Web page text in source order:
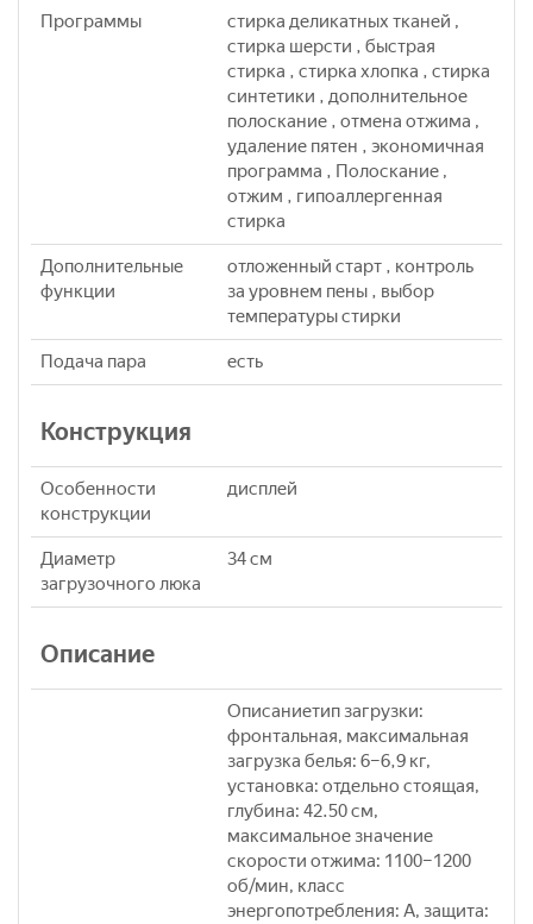
Программы
стирка деликатных тканей ,
стирка шерсти , быстрая
стирка , стирка хлопка , стирка
синтетики , дополнительное
полоскание , отмена отжима ,
удаление пятен , экономичная
программа , Полоскание ,
отжим , гипоаллергенная
стирка
Дополнительные
функции
отложенный старт , контроль
за уровнем пены , выбор
температуры стирки
Подача пара eсть
Конструкция
Особенности
конструкции
дисплей
Диаметр
загрузочного люка
34 см
Описание
Описаниетип загрузки:
фронтальная, максимальная
загрузка белья: 6–6,9 кг,
установка: отдельно стоящая,
глубина: 42.50 см,
максимальное значение
скорости отжима: 1100–1200
об/мин, класс
энергопотребления: A, защита: